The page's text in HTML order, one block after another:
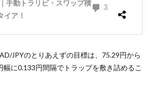
JPYのとりあえずの目標は、75.29円から
に0.133円間隔でトラップを敷き詰めるこ